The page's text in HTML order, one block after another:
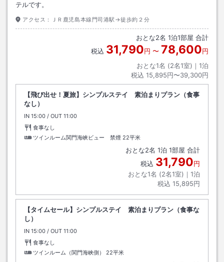
テルです。
アクセス： ＪＲ鹿児島本線門司港駅→徒歩約２分
おとな2名 1泊1部屋 合計
税込 31,790円 〜 78,600円
おとな1名 (2名1室)｜ 1泊
税込 15,895円〜39,300円
【飛び出せ！夏旅】シンプルステイ 素泊まりプラン（食事
なし）
IN チェックイン
15:00 / OUT チェックアウト
11:00
食事なし
ツインルーム関門海峡ビュー 禁煙 22平米
おとな2名 1泊 1部屋 合計
税込 31,790円
おとな1名 (2名1室)｜ 1泊
税込 15,895円
【タイムセール】シンプルステイ 素泊まりプラン（食事な
し）
IN チェックイン
15:00 / OUT チェックアウト
11:00
食事なし
ツインルーム（関門海峡側）
22平米